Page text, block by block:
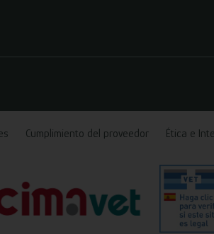
Cumplimiento del proveedor Ética e